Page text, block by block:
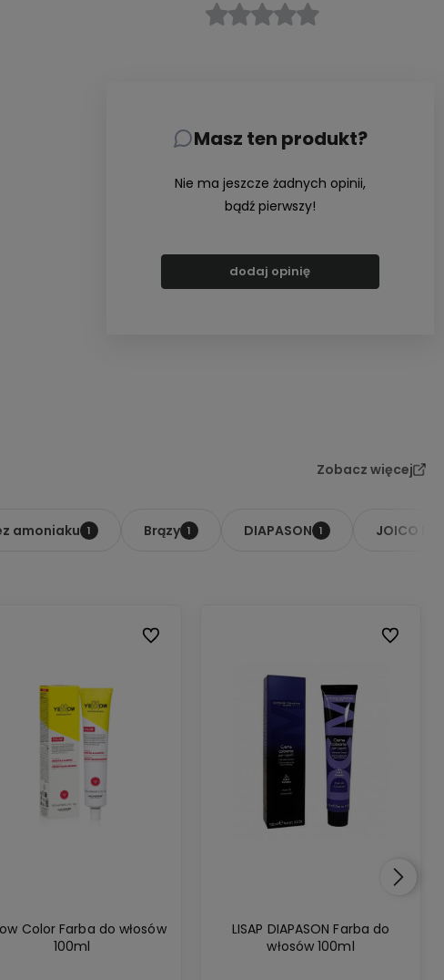
Masz ten produkt?
Nie ma jeszcze żadnych opinii,
bądź pierwszy!
dodaj opinię
Zobacz więcej
amoniaku 1 Brązy 1 DIAPASON 1 JOICO K-
Color Farba do włosów
100ml
Do ulubionych
LISAP DIAPASON Farba do
włosów 100ml
Do